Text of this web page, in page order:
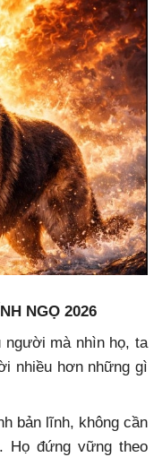
NGỌ 2026
người mà nhìn họ, ta
nhiều hơn những gì
bản lĩnh, không cần
Họ đứng vững theo